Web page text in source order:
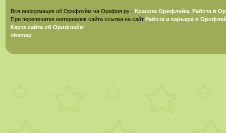
Вся информация об Орифлэйм на Орифия.ру - Красота Орифлейм, Работа в
При перепечатке материалов сайта ссылка на сайт Работа и карьера в
Карта сайта об Орифлэйм
sitemap